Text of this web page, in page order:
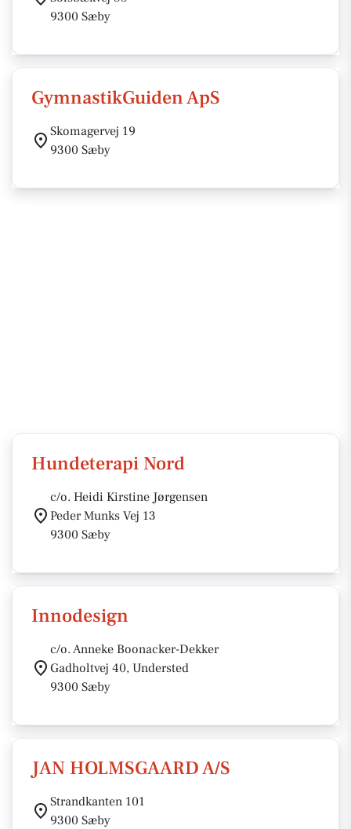
9300 Sæby
GymnastikGuiden ApS
Skomagervej 19
9300 Sæby
Hundeterapi Nord
c/o. Heidi Kirstine Jørgensen
Peder Munks Vej 13
9300 Sæby
Innodesign
c/o. Anneke Boonacker-Dekker
Gadholtvej 40, Understed
9300 Sæby
JAN HOLMSGAARD A/S
Strandkanten 101
9300 Sæby